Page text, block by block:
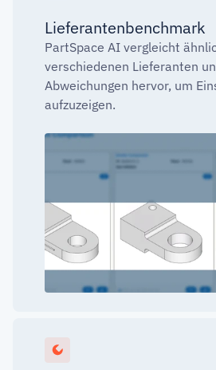
Lieferantenbenchmark
PartSpace AI vergleicht
verschiedenen Lieferanten
Abweichungen hervor, um
aufzuzeigen.